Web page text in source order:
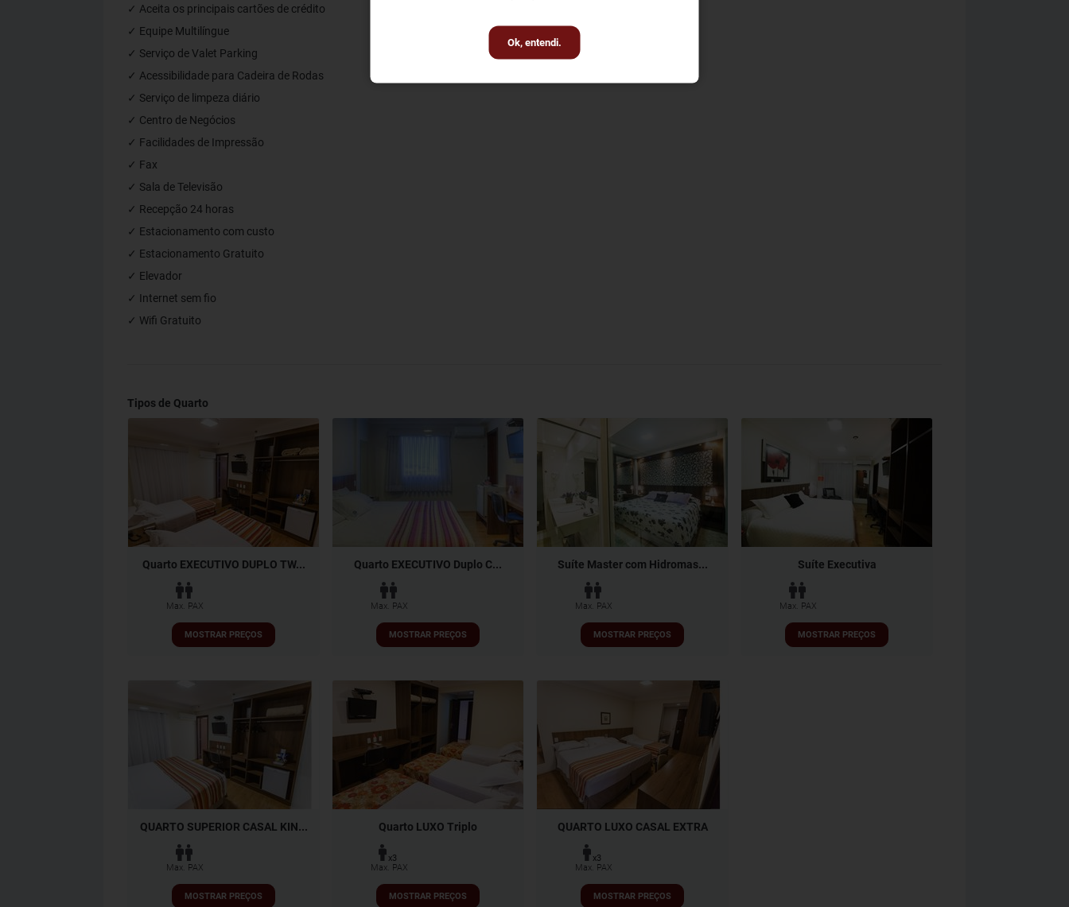
Ok, entendi.
✓ Aceita os principais cartões de crédito
✓ Equipe Multilíngue
✓ Serviço de Valet Parking
✓ Acessibilidade para Cadeira de Rodas
✓ Serviço de limpeza diário
✓ Centro de Negócios
✓ Facilidades de Impressão
✓ Fax
✓ Sala de Televisão
✓ Recepção 24 horas
✓ Estacionamento com custo
✓ Estacionamento Gratuito
✓ Elevador
✓ Internet sem fio
✓ Wifi Gratuito
Tipos de Quarto
Quarto EXECUTIVO DUPLO TW...
Max. PAX
MOSTRAR PREÇOS
Quarto EXECUTIVO Duplo C...
Max. PAX
MOSTRAR PREÇOS
Suíte Master com Hidromas...
Max. PAX
MOSTRAR PREÇOS
Suíte Executiva
Max. PAX
MOSTRAR PREÇOS
QUARTO SUPERIOR CASAL KIN...
Max. PAX
MOSTRAR PREÇOS
Quarto LUXO Triplo
x3
Max. PAX
MOSTRAR PREÇOS
QUARTO LUXO CASAL EXTRA
x3
Max. PAX
MOSTRAR PREÇOS